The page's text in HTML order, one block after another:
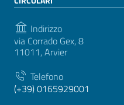
Indirizzo
via Corrado Gex, 8
11011, Arvier
Telefono
(+39) 0165929001